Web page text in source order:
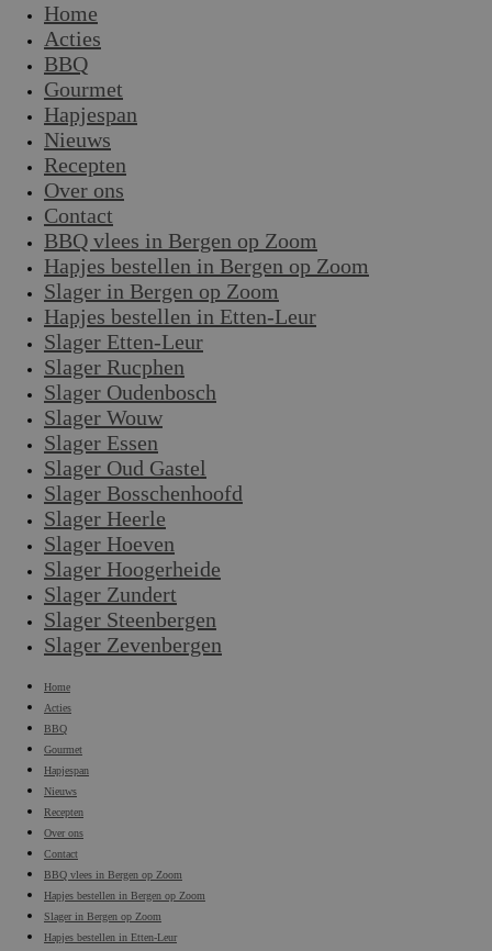
Home
Acties
BBQ
Gourmet
Hapjespan
Nieuws
Recepten
Over ons
Contact
BBQ vlees in Bergen op Zoom
Hapjes bestellen in Bergen op Zoom
Slager in Bergen op Zoom
Hapjes bestellen in Etten-Leur
Slager Etten-Leur
Slager Rucphen
Slager Oudenbosch
Slager Wouw
Slager Essen
Slager Oud Gastel
Slager Bosschenhoofd
Slager Heerle
Slager Hoeven
Slager Hoogerheide
Slager Zundert
Slager Steenbergen
Slager Zevenbergen
Home
Acties
BBQ
Gourmet
Hapjespan
Nieuws
Recepten
Over ons
Contact
BBQ vlees in Bergen op Zoom
Hapjes bestellen in Bergen op Zoom
Slager in Bergen op Zoom
Hapjes bestellen in Etten-Leur